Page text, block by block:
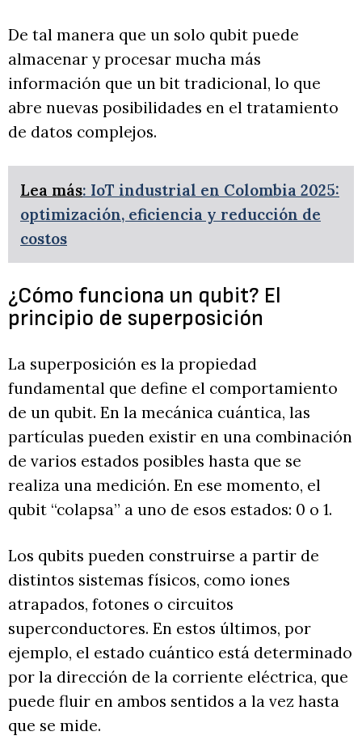
De tal manera que un solo qubit puede
almacenar y procesar mucha más
información que un bit tradicional, lo que
abre nuevas posibilidades en el tratamiento
de datos complejos.
Lea más: IoT industrial en Colombia 2025:
optimización, eficiencia y reducción de
costos
¿Cómo funciona un qubit? El
principio de superposición
La superposición es la propiedad
fundamental que define el comportamiento
de un qubit. En la mecánica cuántica, las
partículas pueden existir en una combinación
de varios estados posibles hasta que se
realiza una medición. En ese momento, el
qubit “colapsa” a uno de esos estados: 0 o 1.
Los qubits pueden construirse a partir de
distintos sistemas físicos, como iones
atrapados, fotones o circuitos
superconductores. En estos últimos, por
ejemplo, el estado cuántico está determinado
por la dirección de la corriente eléctrica, que
puede fluir en ambos sentidos a la vez hasta
que se mide.